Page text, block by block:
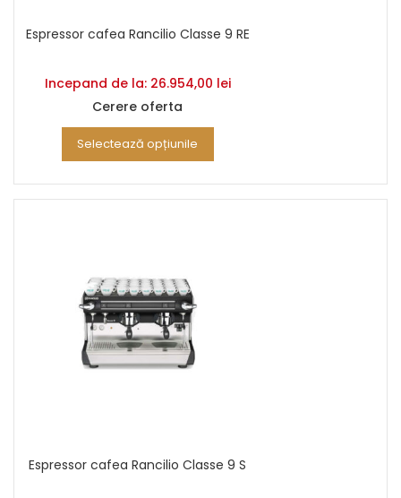
Espressor cafea Rancilio Classe 9 RE
Incepand de la: 26.954,00 lei
Cerere oferta
Selectează opțiunile
Espressor cafea Rancilio Classe 9 S